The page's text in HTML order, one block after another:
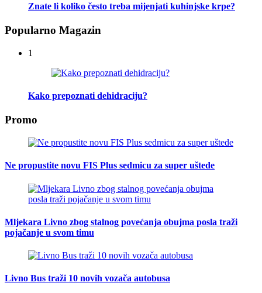
Znate li koliko često treba mijenjati kuhinjske krpe?
Popularno Magazin
1
Kako prepoznati dehidraciju?
Promo
Ne propustite novu FIS Plus sedmicu za super uštede
Mljekara Livno zbog stalnog povećanja obujma posla traži
pojačanje u svom timu
Livno Bus traži 10 novih vozača autobusa